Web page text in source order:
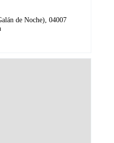
de Noche), 04007